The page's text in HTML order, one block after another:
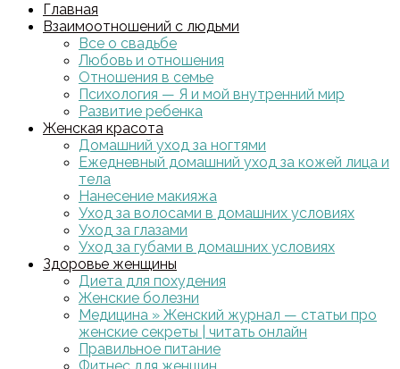
Главная
Взаимоотношений с людьми
Все о свадьбе
Любовь и отношения
Отношения в семье
Психология — Я и мой внутренний мир
Развитие ребенка
Женская красота
Домашний уход за ногтями
Ежедневный домашний уход за кожей лица и
тела
Нанесение макияжа
Уход за волосами в домашних условиях
Уход за глазами
Уход за губами в домашних условиях
Здоровье женщины
Диета для похудения
Женские болезни
Медицина » Женский журнал — статьи про
женские секреты | читать онлайн
Правильное питание